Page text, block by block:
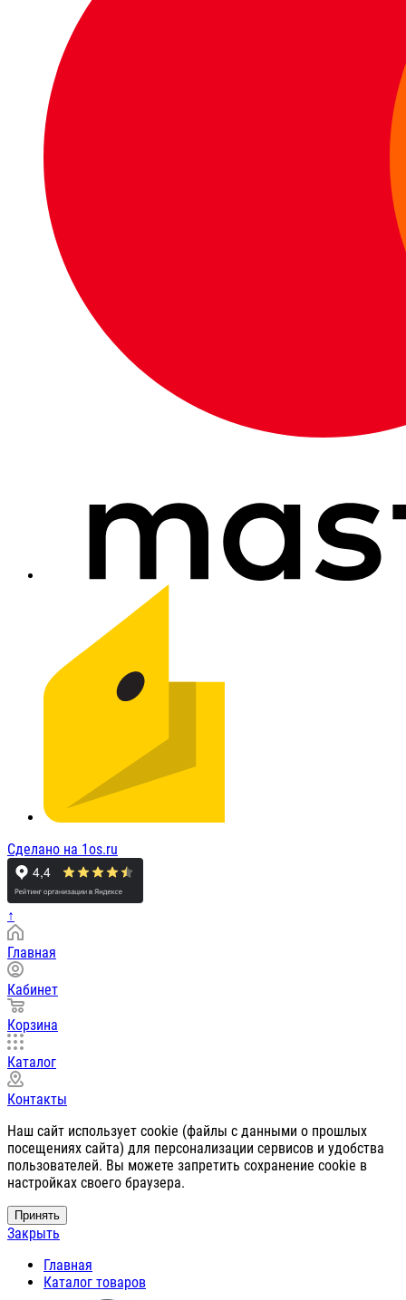
Сделано на 1os.ru
↑
Главная
Кабинет
Корзина
Каталог
Контакты
Наш сайт использует cookie (файлы с данными о прошлых
посещениях сайта) для персонализации сервисов и удобства
пользователей. Вы можете запретить сохранение cookie в
настройках своего браузера.
Принять
Закрыть
Главная
Каталог товаров